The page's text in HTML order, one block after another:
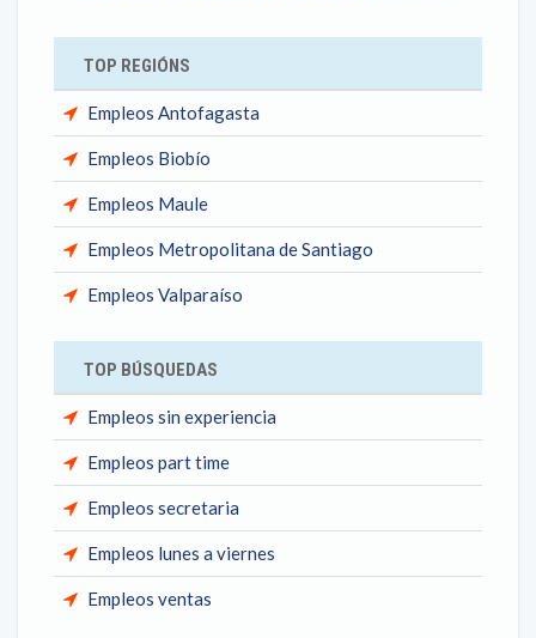
TOP REGIÓNS
Empleos Antofagasta
Empleos Biobío
Empleos Maule
Empleos Metropolitana de Santiago
Empleos Valparaíso
TOP BÚSQUEDAS
Empleos sin experiencia
Empleos part time
Empleos secretaria
Empleos lunes a viernes
Empleos ventas